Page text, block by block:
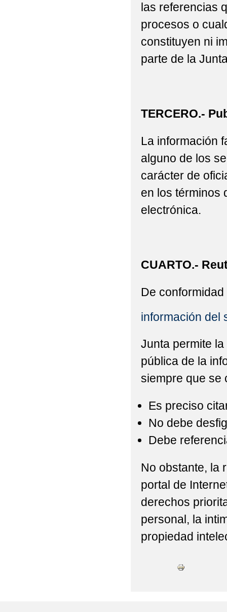
las referencias
procesos o
constituyen ni
parte de la
TERCERO.-
La información
alguno de los
carácter de
en los términos
electrónica.
CUARTO.-
De
información del
Junta permite
pública de la
siempre que se
Es preciso
No debe
Debe
No obstante, la
portal de
derechos
personal, la
propiedad